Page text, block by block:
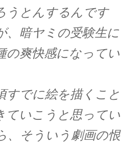
うとんするんです
、暗ヤミの受験生に
の爽快感になってい
すでに絵を描くこと
ていこうと思ってい
、そういう劇画の恨